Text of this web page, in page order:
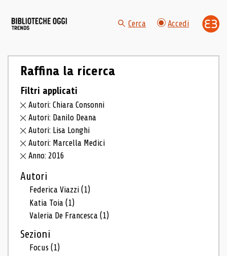
Cerca Accedi
Raffina la ricerca
Filtri applicati
Autori: Chiara Consonni
Autori: Danilo Deana
Autori: Lisa Longhi
Autori: Marcella Medici
Anno: 2016
Autori
Federica Viazzi(1)
Katia Toia(1)
Valeria De Francesca(1)
Sezioni
Focus(1)